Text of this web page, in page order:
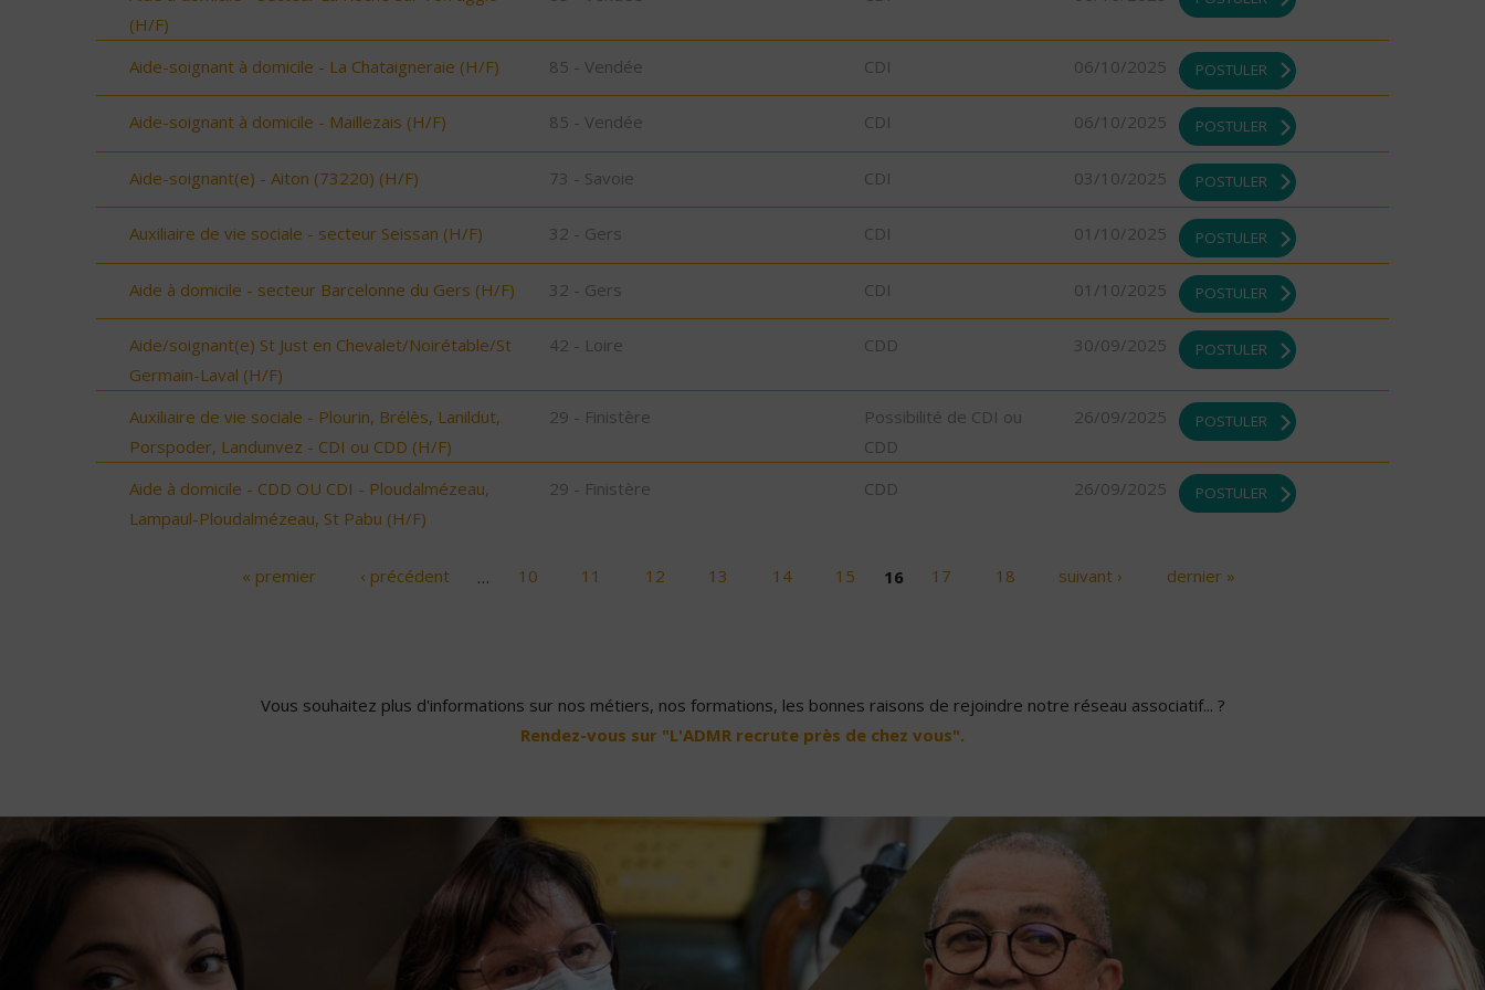
(H/F)
Aide-soignant à domicile - La Chataigneraie (H/F) 85 - Vendée CDI 06/10/2025 POSTULER
Aide-soignant à domicile - Maillezais (H/F) 85 - Vendée CDI 06/10/2025 POSTULER
Aide-soignant(e) - Aiton (73220) (H/F) 73 - Savoie CDI 03/10/2025 POSTULER
Auxiliaire de vie sociale - secteur Seissan (H/F) 32 - Gers CDI 01/10/2025 POSTULER
Aide à domicile - secteur Barcelonne du Gers (H/F) 32 - Gers CDI 01/10/2025 POSTULER
Aide/soignant(e) St Just en Chevalet/Noirétable/St
Germain-Laval (H/F)
42 - Loire CDD 30/09/2025 POSTULER
Auxiliaire de vie sociale - Plourin, Brélès, Lanildut,
Porspoder, Landunvez - CDI ou CDD (H/F)
29 - Finistère
Possibilité de CDI ou
CDD
26/09/2025 POSTULER
Aide à domicile - CDD OU CDI - Ploudalmézeau,
Lampaul-Ploudalmézeau, St Pabu (H/F)
29 - Finistère CDD 26/09/2025 POSTULER
« premier ‹ précédent … 10 11 12 13 14 15 16 17 18 suivant › dernier »
Vous souhaitez plus d'informations sur nos métiers, nos formations, les bonnes raisons de rejoindre notre réseau associatif... ?
Rendez-vous sur "L'ADMR recrute près de chez vous".